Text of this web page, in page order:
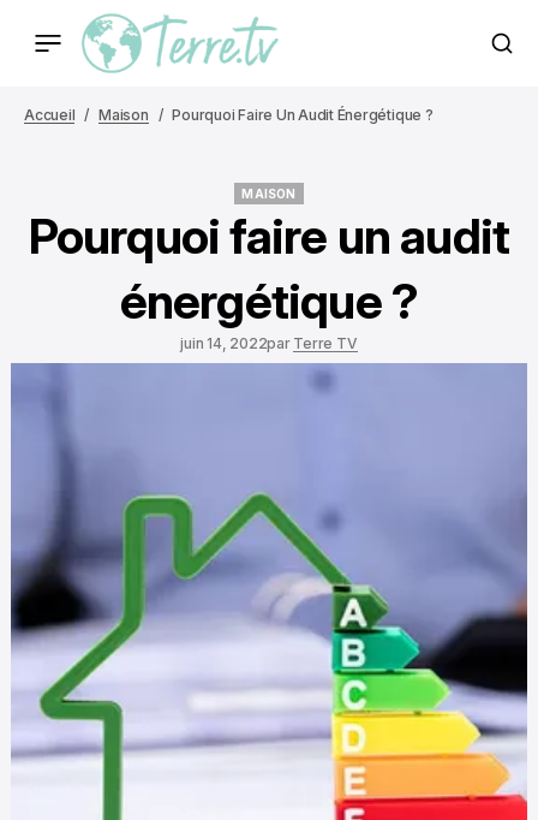
Accueil Maison Pourquoi Faire Un Audit Énergétique ?
MAISON
Pourquoi faire un audit
énergétique ?
juin 14, 2022par Terre TV